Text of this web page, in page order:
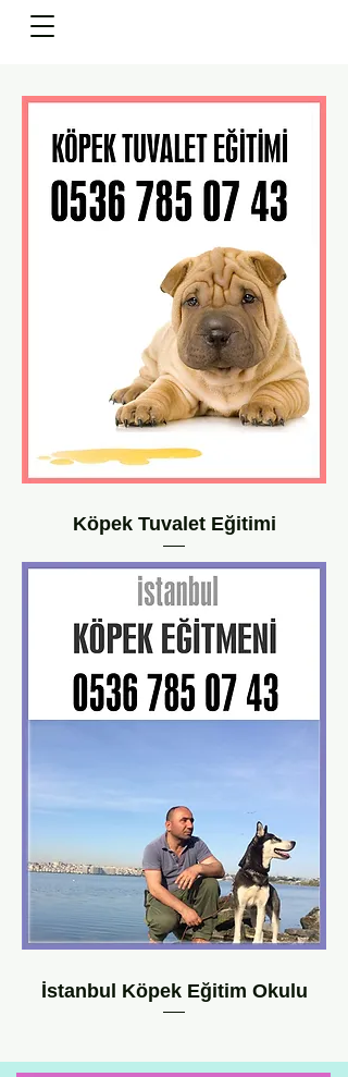
Köpek Tuvalet Eğitimi
İstanbul Köpek Eğitim Okulu